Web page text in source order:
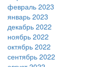
февраль 2023
январь 2023
декабрь 2022
ноябрь 2022
октябрь 2022
сентябрь 2022